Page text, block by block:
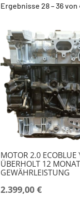
Ergebnisse 28 – 36
MOTOR 2.0 ECOBLUE
ÜBERHOLT 12
GEWÄHRLEISTUNG
2.399,00 €